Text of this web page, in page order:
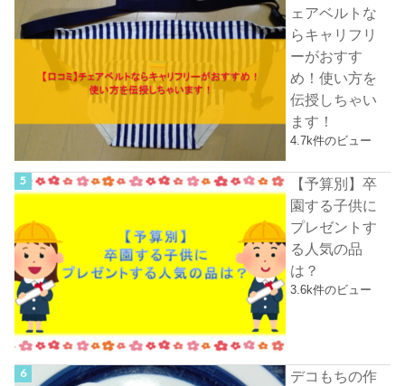
ェアベルトな
らキャリフリ
ーがおすす
め！使い方を
伝授しちゃい
ます！
4.7k件のビュー
【予算別】卒
園する子供に
プレゼントす
る人気の品
は？
3.6k件のビュー
デコもちの作